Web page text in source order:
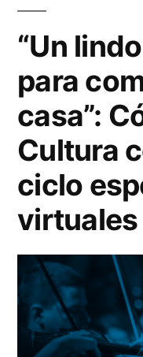
“Un
para
casa”:
Cultura
ciclo
virtuales